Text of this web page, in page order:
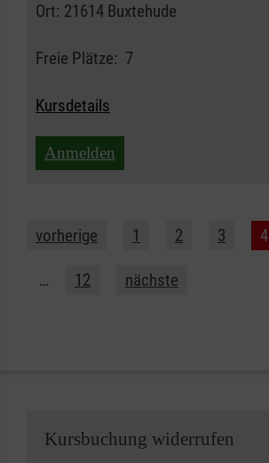
Ort: 21614 Buxtehude
Freie Plätze: 7
Kursdetails
Anmelden
vorherige 1 2 3 4
… 12 nächste
Kursbuchung widerrufen